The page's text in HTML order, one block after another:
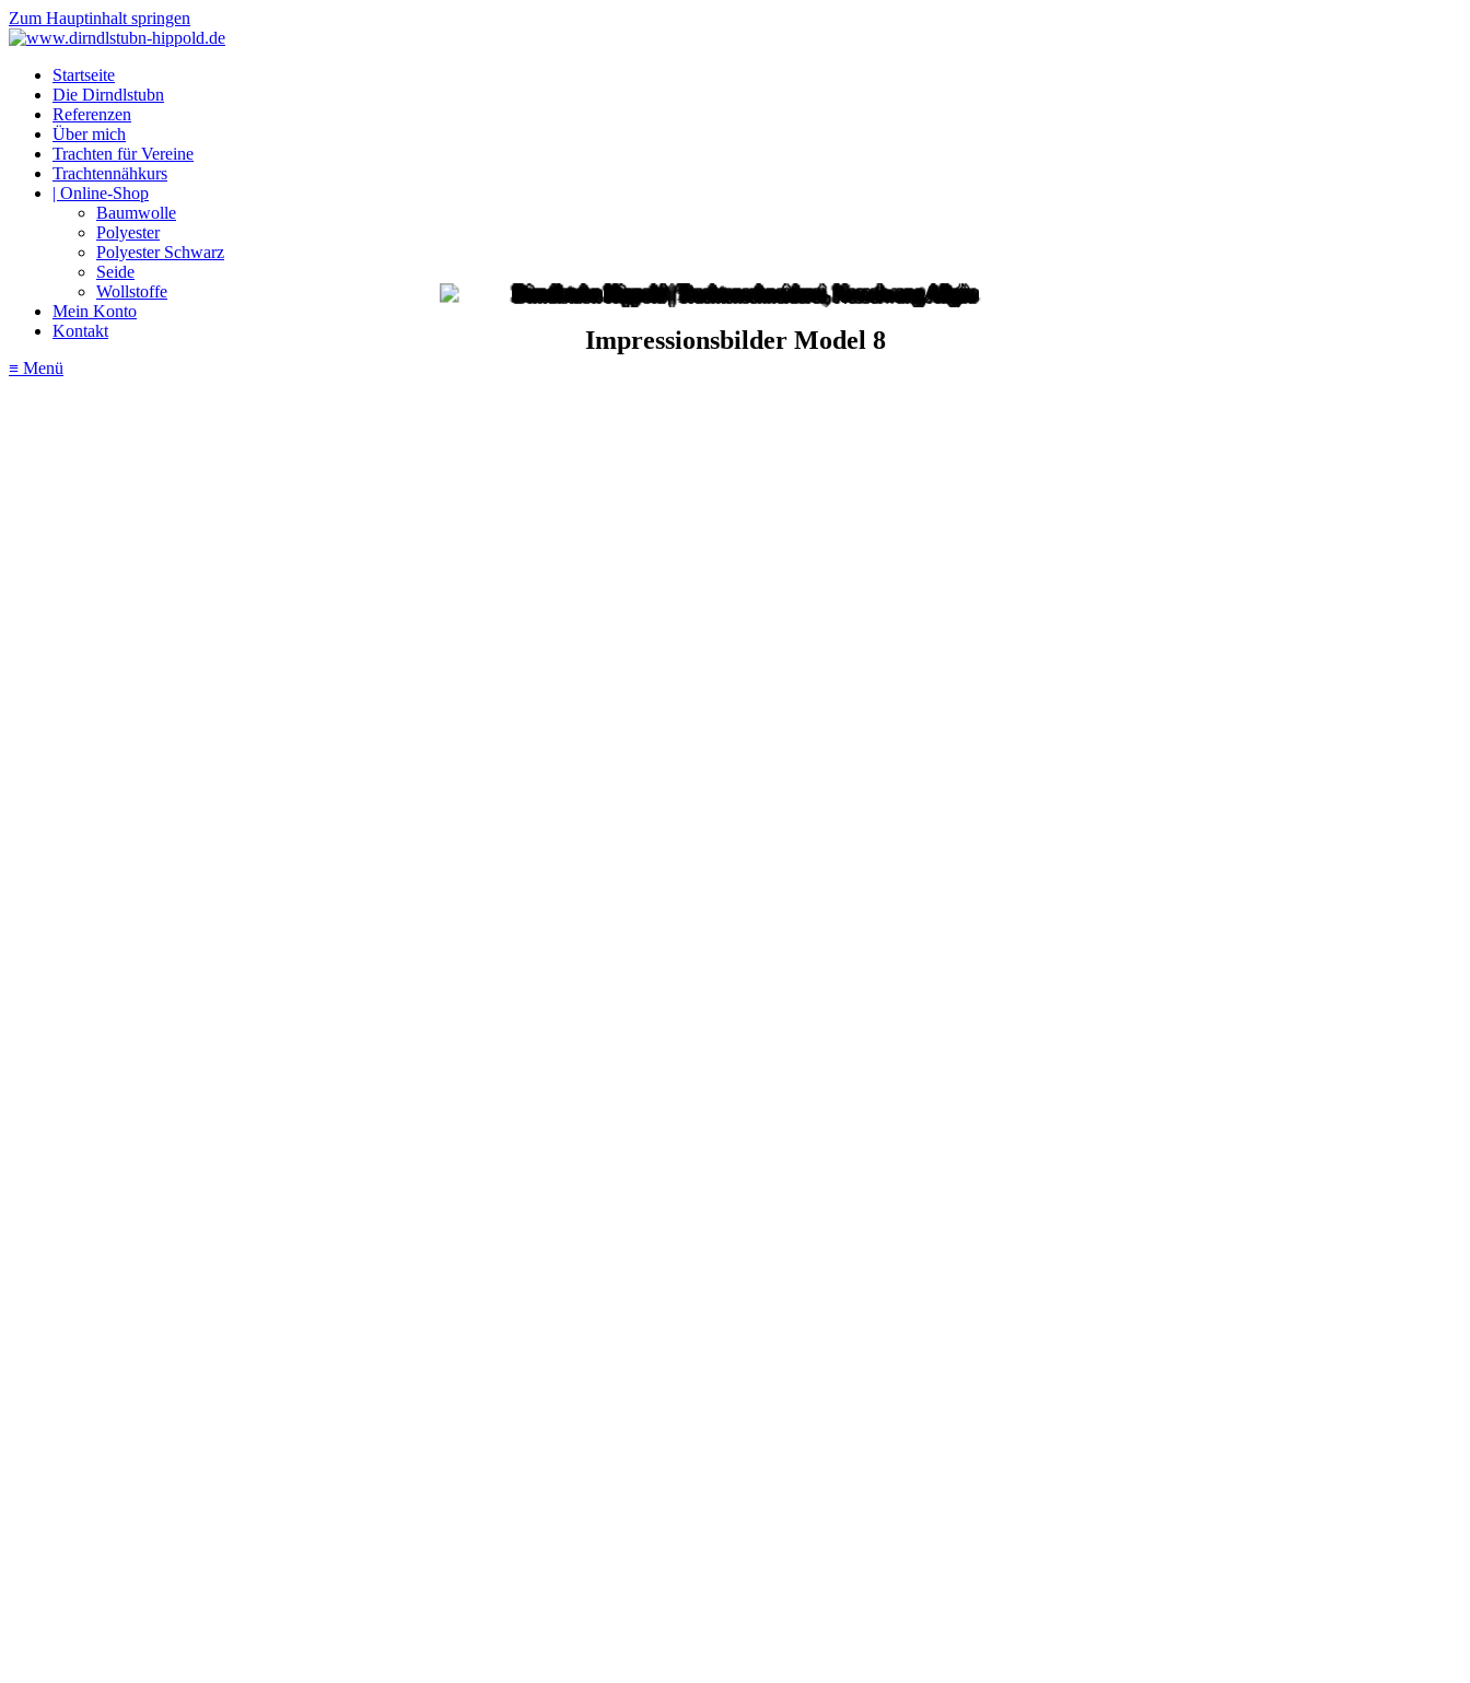
Zum Hauptinhalt springen
Startseite
Die Dirndlstubn
Referenzen
Über mich
Trachten für Vereine
Trachtennähkurs
| Online-Shop
Baumwolle
Polyester
Polyester Schwarz
Seide
Wollstoffe
Mein Konto
Kontakt
≡ Menü
Impressionsbilder Model 8